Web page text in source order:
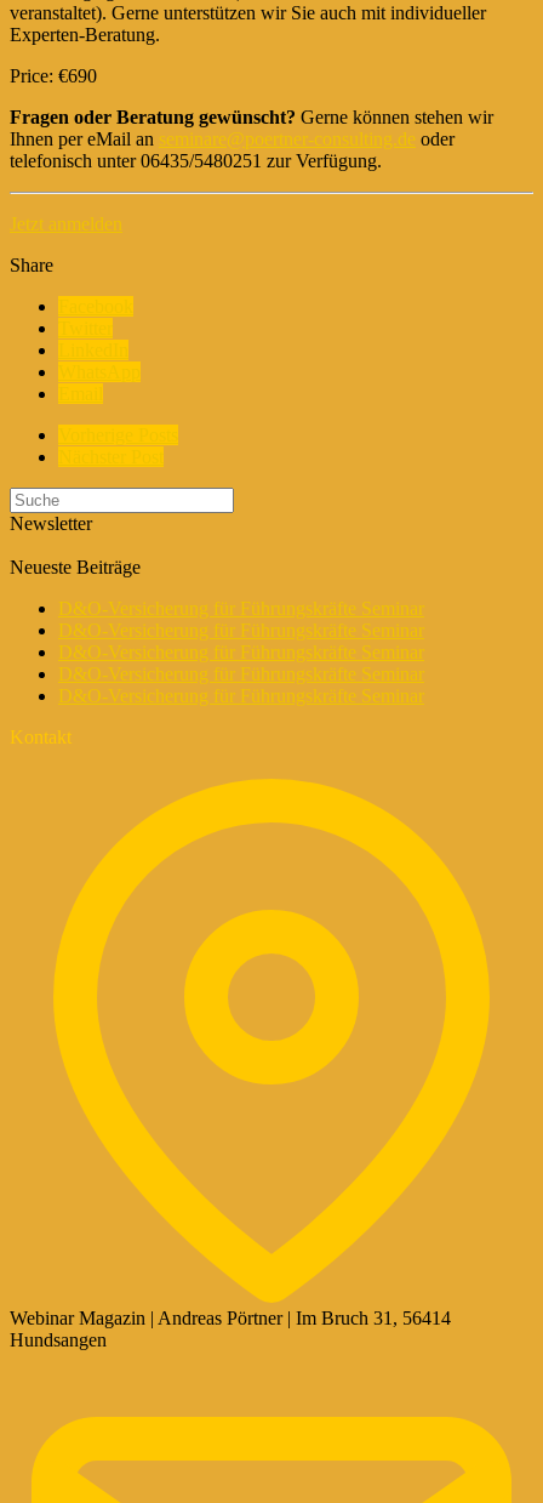
veranstaltet). Gerne unterstützen wir Sie auch mit individueller
Experten-Beratung.
Price: €690
Fragen oder Beratung gewünscht? Gerne können stehen wir
Ihnen per eMail an seminare@poertner-consulting.de oder
telefonisch unter 06435/5480251 zur Verfügung.
Jetzt anmelden
Share
Newsletter
Neueste Beiträge
D&O-Versicherung für Führungskräfte Seminar
D&O-Versicherung für Führungskräfte Seminar
D&O-Versicherung für Führungskräfte Seminar
D&O-Versicherung für Führungskräfte Seminar
D&O-Versicherung für Führungskräfte Seminar
Kontakt
Webinar Magazin | Andreas Pörtner | Im Bruch 31, 56414
Hundsangen